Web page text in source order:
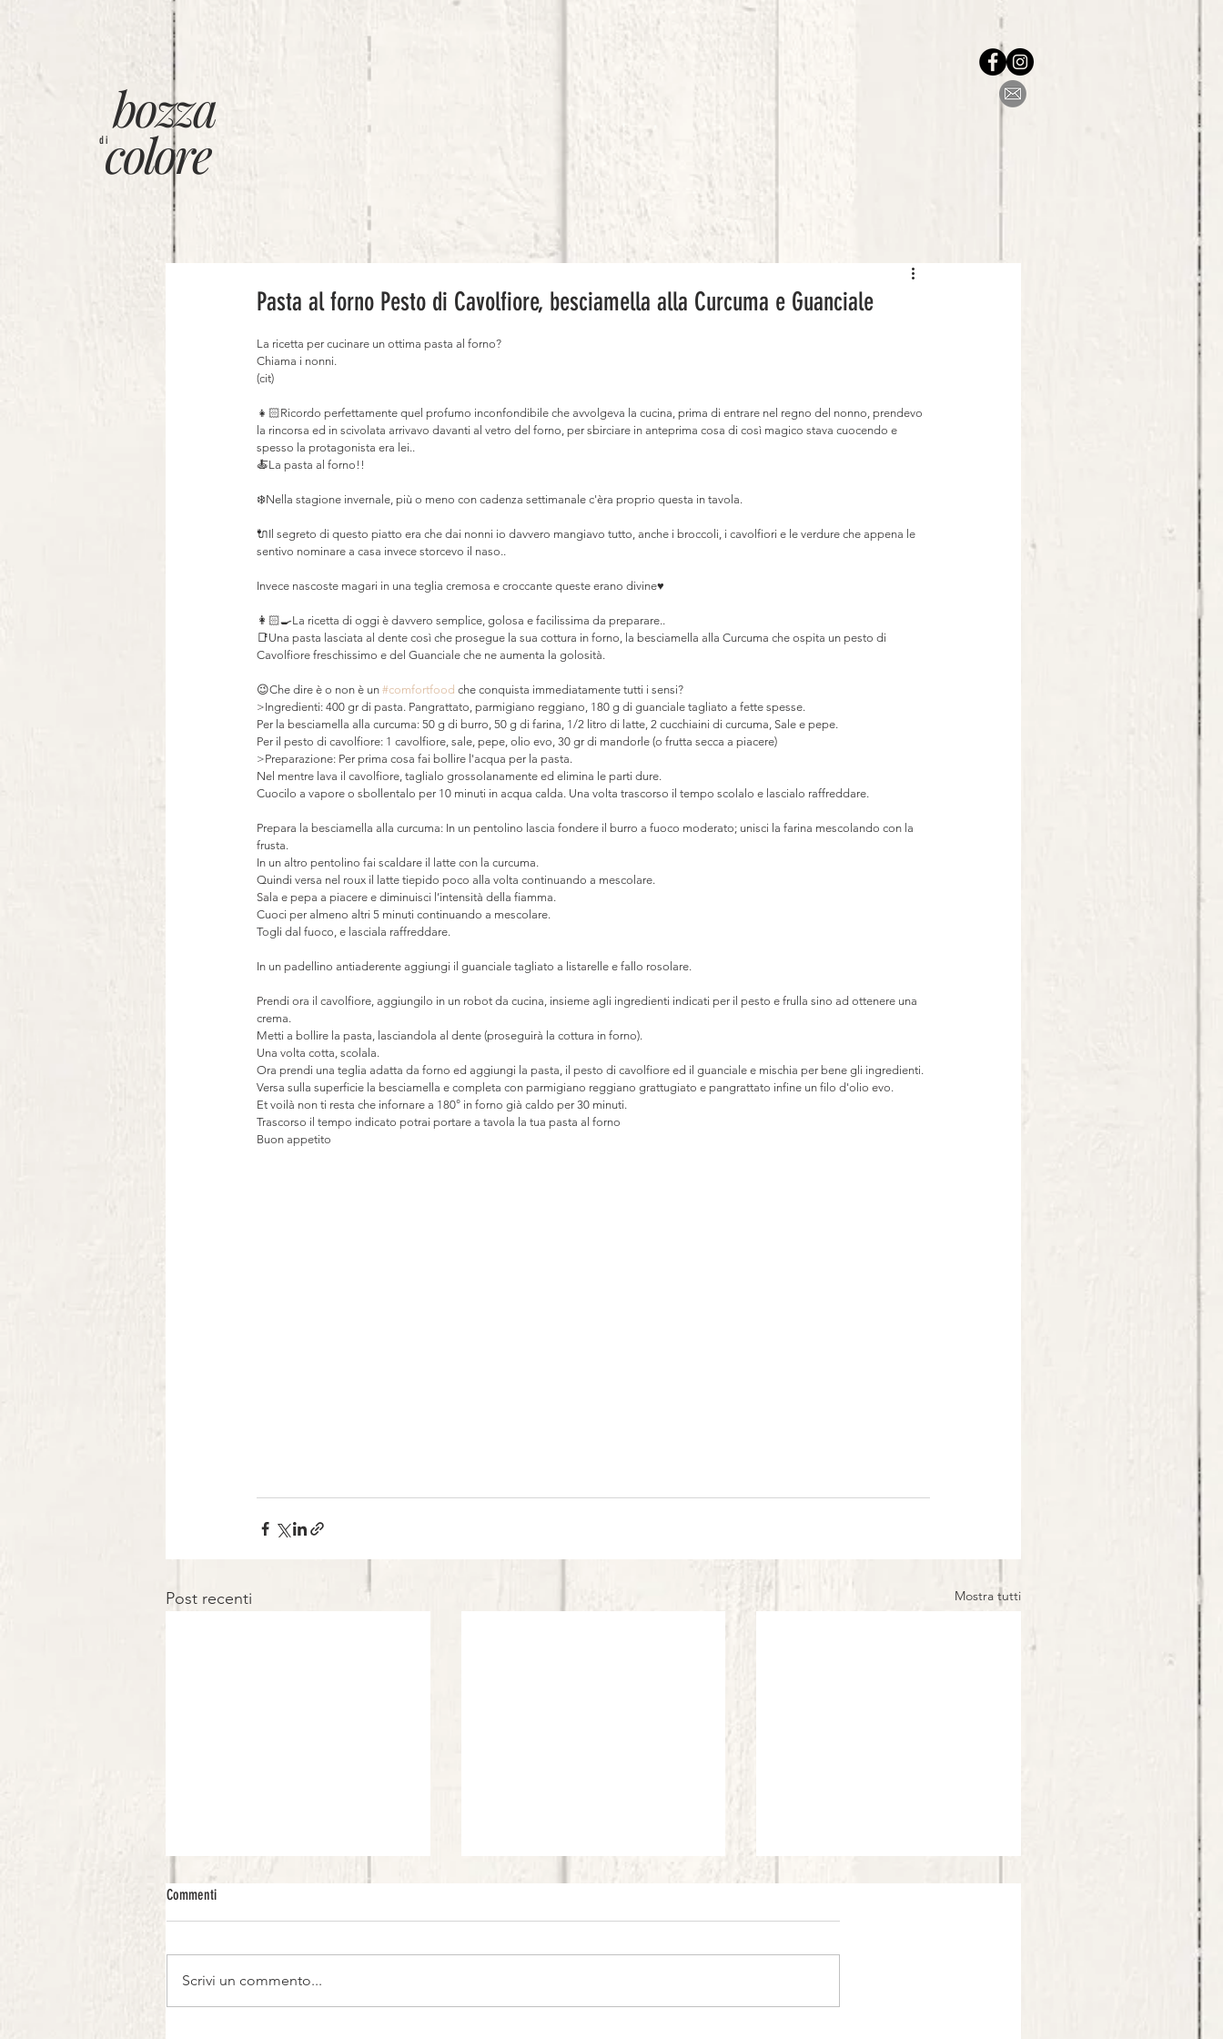
bozza
colore
di
Pasta al forno Pesto di Cavolfiore, besciamella alla Curcuma e Guanciale⠀
La ricetta per cucinare un ottima pasta al forno?⠀
Chiama i nonni.⠀
(cit) ⠀
👧🏻Ricordo perfettamente quel profumo inconfondibile che avvolgeva la cucina, prima di entrare nel regno del nonno, prendevo
la rincorsa ed in scivolata arrivavo davanti al vetro del forno, per sbirciare in anteprima cosa di così magico stava cuocendo e
spesso la protagonista era lei.. ⠀
🍝La pasta al forno!! ⠀
❄️Nella stagione invernale, più o meno con cadenza settimanale c'èra proprio questa in tavola. ⠀
🔌Il segreto di questo piatto era che dai nonni io davvero mangiavo tutto, anche i broccoli, i cavolfiori e le verdure che appena le
sentivo nominare a casa invece storcevo il naso.. ⠀
Invece nascoste magari in una teglia cremosa e croccante queste erano divine♥️⠀
👩🏻‍🍳La ricetta di oggi è davvero semplice, golosa e facilissima da preparare.. ⠀
📑Una pasta lasciata al dente così che prosegue la sua cottura in forno, la besciamella alla Curcuma che ospita un pesto di
Cavolfiore freschissimo e del Guanciale che ne aumenta la golosità. ⠀
😉Che dire è o non è un #comfortfood che conquista immediatamente tutti i sensi?
>Ingredienti: 400 gr di pasta. Pangrattato, parmigiano reggiano, 180 g di guanciale tagliato a fette spesse.
Per la besciamella alla curcuma: 50 g di burro, 50 g di farina, 1/2 litro di latte, 2 cucchiaini di curcuma, Sale e pepe.
Per il pesto di cavolfiore: 1 cavolfiore, sale, pepe, olio evo, 30 gr di mandorle (o frutta secca a piacere)
>Preparazione: Per prima cosa fai bollire l'acqua per la pasta.
Nel mentre lava il cavolfiore, taglialo grossolanamente ed elimina le parti dure.
Cuocilo a vapore o sbollentalo per 10 minuti in acqua calda. Una volta trascorso il tempo scolalo e lascialo raffreddare.
Prepara la besciamella alla curcuma: In un pentolino lascia fondere il burro a fuoco moderato; unisci la farina mescolando con la
frusta.
In un altro pentolino fai scaldare il latte con la curcuma.
Quindi versa nel roux il latte tiepido poco alla volta continuando a mescolare.
Sala e pepa a piacere e diminuisci l’intensità della fiamma.
Cuoci per almeno altri 5 minuti continuando a mescolare.
Togli dal fuoco, e lasciala raffreddare.
In un padellino antiaderente aggiungi il guanciale tagliato a listarelle e fallo rosolare.
Prendi ora il cavolfiore, aggiungilo in un robot da cucina, insieme agli ingredienti indicati per il pesto e frulla sino ad ottenere una
crema.
Metti a bollire la pasta, lasciandola al dente (proseguirà la cottura in forno).
Una volta cotta, scolala.
Ora prendi una teglia adatta da forno ed aggiungi la pasta, il pesto di cavolfiore ed il guanciale e mischia per bene gli ingredienti.
Versa sulla superficie la besciamella e completa con parmigiano reggiano grattugiato e pangrattato infine un filo d'olio evo.
Et voilà non ti resta che infornare a 180° in forno già caldo per 30 minuti.
Trascorso il tempo indicato potrai portare a tavola la tua pasta al forno
Buon appetito
Post recenti Mostra tutti
Commenti
Scrivi un commento...